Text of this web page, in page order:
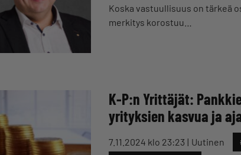
Koska vastuullisuus on tärkeä
merkitys korostuu…
K-P:n Yrittäjät:
yrityksien kasvua ja
7.11.2024 klo 23:23 Uutinen